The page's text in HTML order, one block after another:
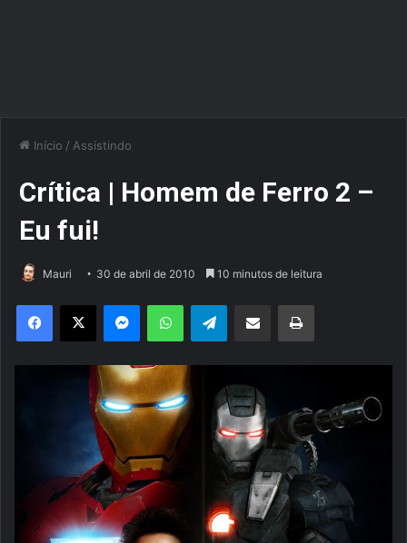
Início / Assistindo
Crítica | Homem de Ferro 2 –
Eu fui!
Mauri 30 de abril de 2010 10 minutos de leitura